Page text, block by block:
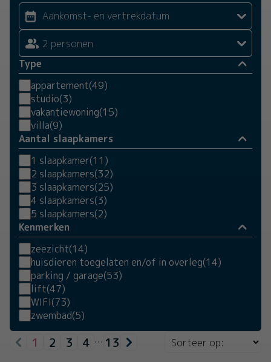
2 personen
Type
appartement(49)
studio(3)
vakantiewoning(15)
villa(9)
Aantal slaapkamers
1 slaapkamer(11)
2 slaapkamers(32)
3 slaapkamers(25)
4 slaapkamers(3)
5 slaapkamers(2)
Kenmerken
zeezicht(14)
huisdieren toegelaten en/of in overleg(14)
parking / garage(53)
lift(47)
WIFI(73)
zwembad(5)
1 2 3 4 … 13